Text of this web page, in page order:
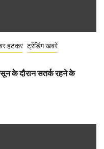
हटकर ट्रेंडिंग खबरें
के दौरान सतर्क रहने के